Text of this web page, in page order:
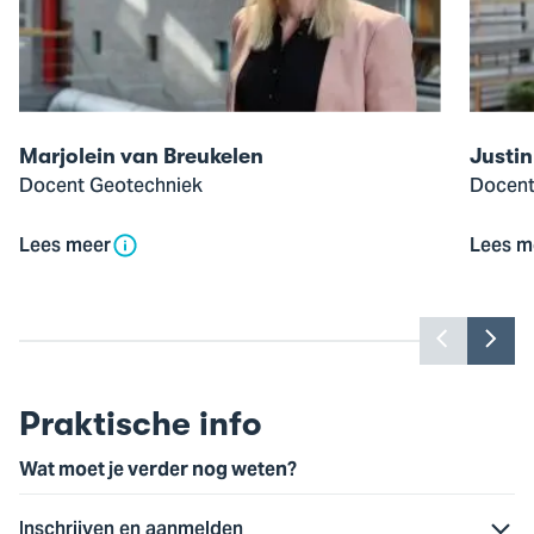
van
Marjolein
van
Breukelen
Marjolein van Breukelen
Docent Geotechniek
Lees meer
van
Justin
Lees
Toon
vorige
Praktische info
Wat moet je verder nog weten?
Inschrijven en aanmelden